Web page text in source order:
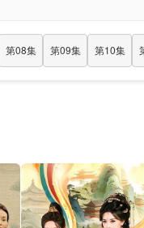
第08集 第09集 第10集